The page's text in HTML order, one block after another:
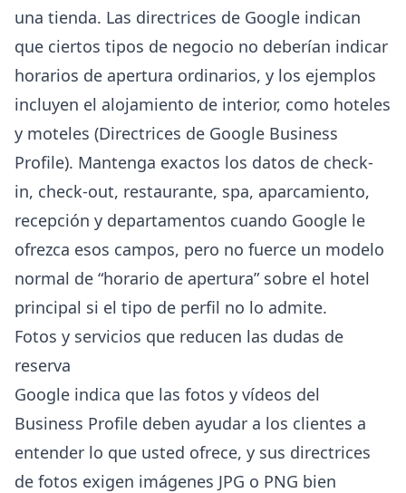
una tienda. Las directrices de Google indican
que ciertos tipos de negocio no deberían indicar
horarios de apertura ordinarios, y los ejemplos
incluyen el alojamiento de interior, como hoteles
y moteles (Directrices de Google Business
Profile). Mantenga exactos los datos de check-
in, check-out, restaurante, spa, aparcamiento,
recepción y departamentos cuando Google le
ofrezca esos campos, pero no fuerce un modelo
normal de “horario de apertura” sobre el hotel
principal si el tipo de perfil no lo admite.
Fotos y servicios que reducen las dudas de
reserva
Google indica que las fotos y vídeos del
Business Profile deben ayudar a los clientes a
entender lo que usted ofrece, y sus directrices
de fotos exigen imágenes JPG o PNG bien